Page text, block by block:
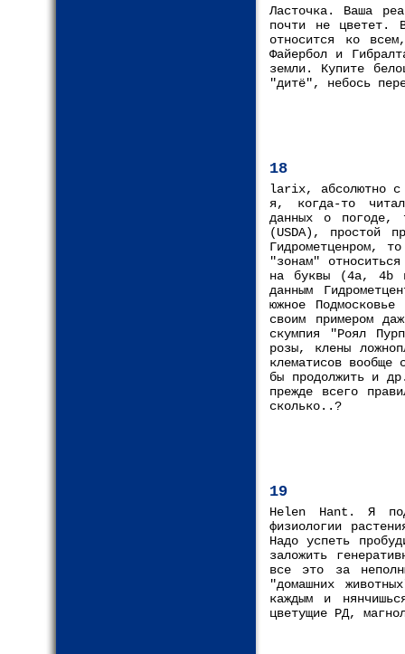
Ласточка. Ваша
почти не цветет.
относится ко
Файербол и
земли. Купите
"дитё", небось
18
larix, абсолютно с
я, когда-то
данных о погоде,
(USDA), простой
Гидрометценром,
"зонам"
на буквы (4а, 4b
данным
южное
своим примером
скумпия "Роял
розы, клены
клематисов
бы продолжить и
прежде всего
сколько..?
19
Helen Hant. Я
физиологии
Надо успеть
заложить
все это за
"домашних
каждым и
цветущие РД,